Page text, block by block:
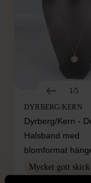
1/5
DYRBERG/KERN
Dyrberg/Kern -
Halsband med
blomformat
Mycket gott skick